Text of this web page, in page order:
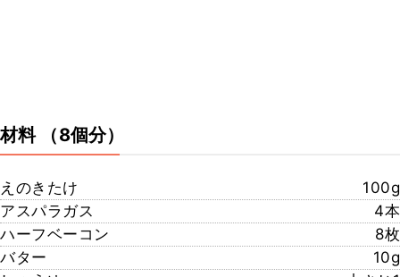
材料 （8個分）
えのきたけ
100g
アスパラガス
4本
ハーフベーコン
8枚
バター
10g